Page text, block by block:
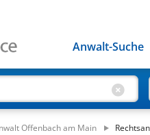
Anwalt-Suche
Offenbach am Main